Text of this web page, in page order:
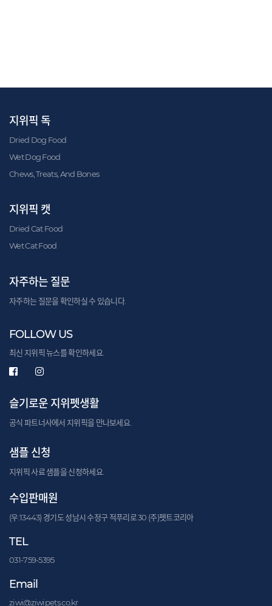
지위픽 독
Dried Dog Food
Wet Dog Food
Chews, Treats, And Bones
지위픽 캣
Dried Cat Food
Wet Cat Food
자주하는 질문
자주하는 질문을 확인하실 수 있습니다.
FOLLOW US
최신 지위픽 뉴스를 확인하세요.
슬기로운 지위펫생활
공식 파트너사에서 지위픽을 만나보세요.
샘플 신청
지위픽 사료 샘플을 신청하세요.
수입판매원
(우:13443) 경기도 성남시 수정구 적푸리로 30 (주)펫트코리아
TEL
031-759-5395
Email
ziwi@ziwipets.co.kr